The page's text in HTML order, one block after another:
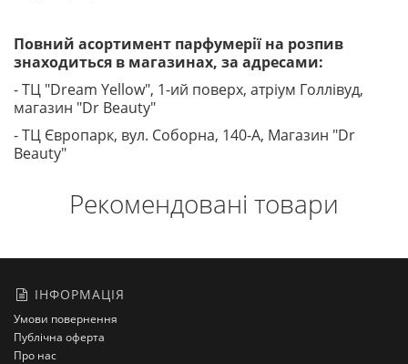
Повний асортимент парфумерії на розпив
знаходиться в магазинах, за адресами:
- ТЦ "Dream Yellow", 1-ий поверх, атріум Голлівуд,
магазин "Dr Beauty"
- ТЦ Європарк, вул. Соборна, 140-A, Магазин "Dr
Beauty"
Рекомендовані товари
ІНФОРМАЦІЯ
Умови повернення
Публічна оферта
Про нас